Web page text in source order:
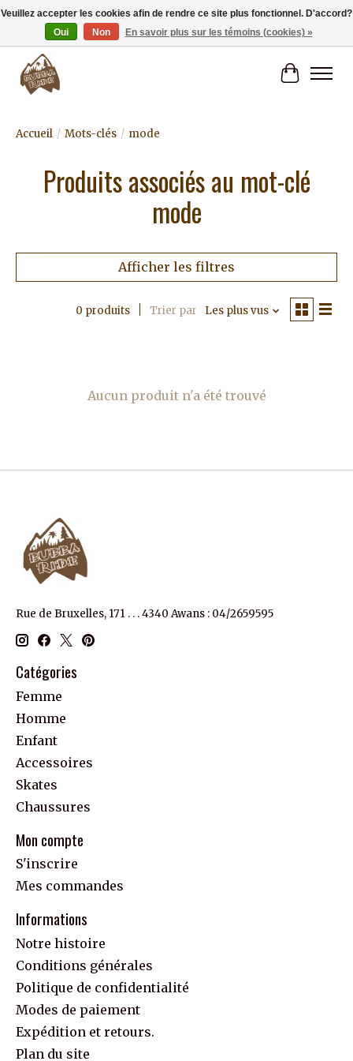
Livraison gratuite à partir de 80€.
Panier
Accueil / Mots-clés / mode
Produits associés au mot-clé
mode
Afficher les filtres
0 produits Trier par Les plus vus
Aucun produit n'a été trouvé
Rue de Bruxelles, 171 . . . 4340 Awans : 04/2659595
Catégories
Femme
Homme
Enfant
Accessoires
Skates
Chaussures
Mon compte
S'inscrire
Mes commandes
Informations
Notre histoire
Conditions générales
Politique de confidentialité
Modes de paiement
Expédition et retours.
Plan du site
Veuillez accepter les cookies afin de rendre ce site plus fonctionnel. D'accord?
Oui
Non En savoir plus sur les témoins (cookies) »